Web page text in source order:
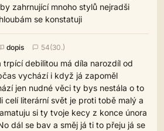
zahrnující mnoho stylů nejradši
se konstatuji
dopis 54(30.)
trpící debilitou má díla narozdíl od
vychází i když já zapoměl
jen nudné věci ty bys nestála o to
literární svět je proti tobě malý a
si ty tvoje kecy z konce února
dál se bav a směj já ti to přeju já se